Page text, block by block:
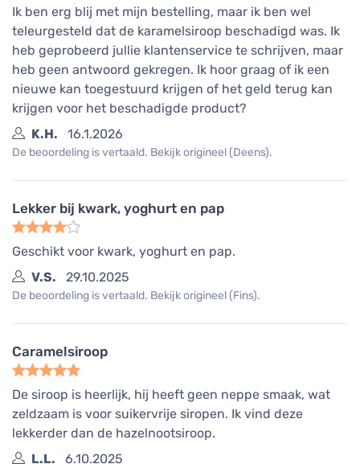
Ik ben erg blij met mijn bestelling, maar ik ben wel
teleurgesteld dat de karamelsiroop beschadigd was. Ik
heb geprobeerd jullie klantenservice te schrijven, maar
heb geen antwoord gekregen. Ik hoor graag of ik een
nieuwe kan toegestuurd krijgen of het geld terug kan
krijgen voor het beschadigde product?
K.H.
16.1.2026
De beoordeling is vertaald. Bekijk origineel (Deens).
Lekker bij kwark, yoghurt en pap
Geschikt voor kwark, yoghurt en pap.
V.S.
29.10.2025
De beoordeling is vertaald. Bekijk origineel (Fins).
Caramelsiroop
De siroop is heerlijk, hij heeft geen neppe smaak, wat
zeldzaam is voor suikervrije siropen. Ik vind deze
lekkerder dan de hazelnootsiroop.
L.L.
6.10.2025